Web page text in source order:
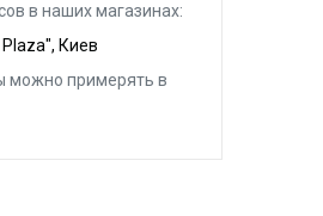
в наших магазинах:
Киев
можно примерять в